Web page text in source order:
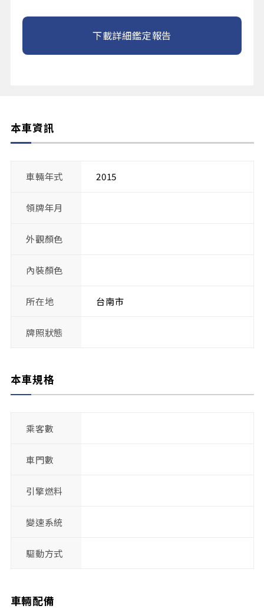
下載詳細鑑定報告
本車資訊
車輛年式 2015
領牌年月
外觀顏色
內裝顏色
所在地 台南市
牌照狀態
本車規格
乘客數
車門數
引擎燃料
變速系統
驅動方式
車輛配備